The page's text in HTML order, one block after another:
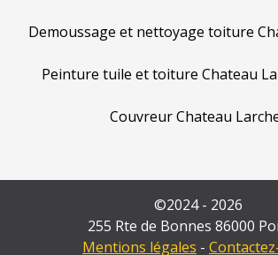
Demoussage et nettoyage toiture
Peinture tuile et toiture Chateau
Couvreur Chateau
©2024 - 2026
255 Rte de Bonnes 86000
Mentions légales -